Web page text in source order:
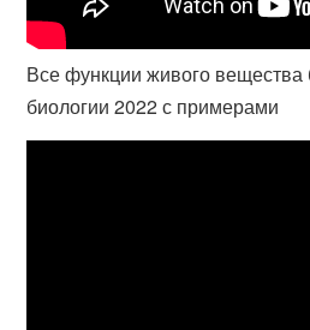
Все функции живого
биологии 2022 с примерами